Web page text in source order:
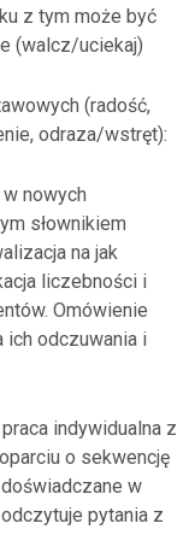
z tym może być
(walcz/uciekaj)
(radość,
odraza/wstręt):
nowych
słownikiem
na jak
liczebności i
Omówienie
ich odczuwania i
indywidualna z
o sekwencję
w
pytania z